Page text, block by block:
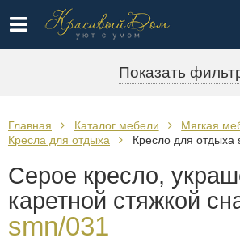
Показать
Главная Каталог мебели Мягкая
Кресла для отдыха
Кресло для отдыха
Серое кресло,
каретной стяжкой
smn/031